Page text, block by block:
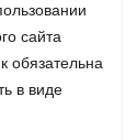
сайта
обязательна
в виде